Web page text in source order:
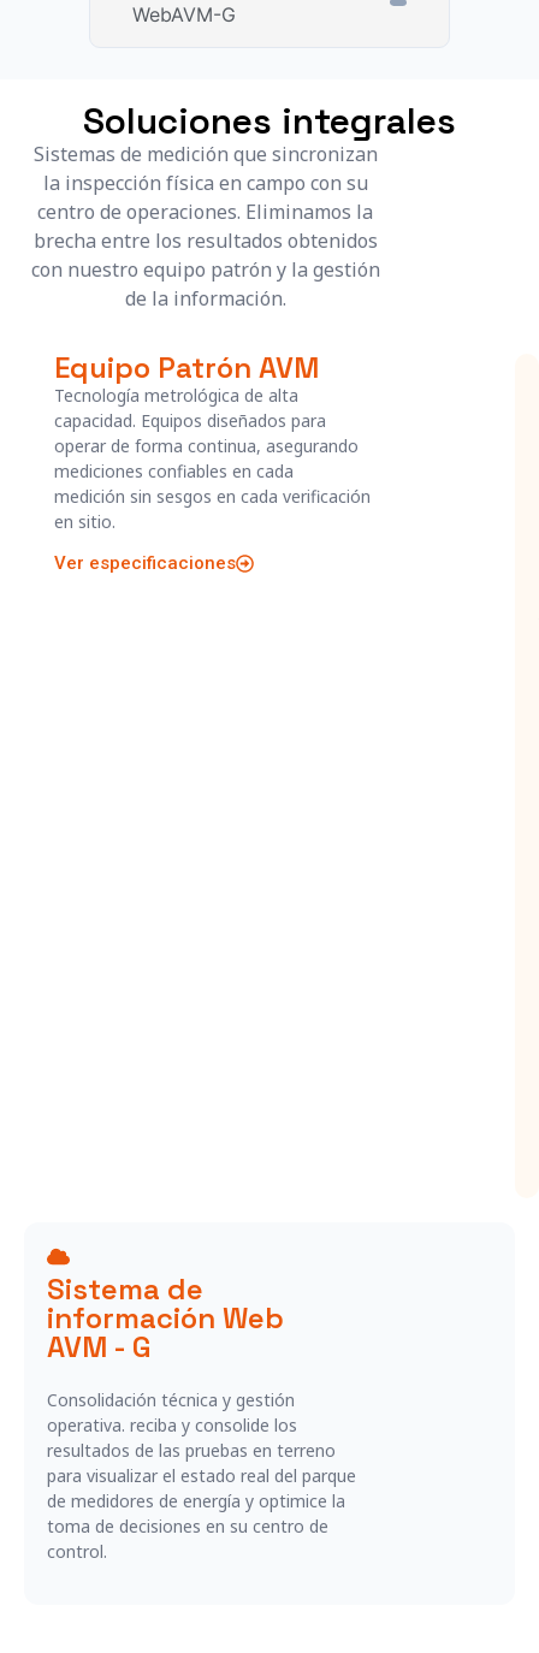
WebAVM-G
Soluciones integrales
Sistemas de medición que sincronizan
la inspección física en campo con su
centro de operaciones. Eliminamos la
brecha entre los resultados obtenidos
con nuestro equipo patrón y la gestión
de la información.
Equipo Patrón AVM
Tecnología metrológica de alta
capacidad. Equipos diseñados para
operar de forma continua, asegurando
mediciones confiables en cada
medición sin sesgos en cada verificación
en sitio.
Ver especificaciones
Sistema de
información Web
AVM - G
Consolidación técnica y gestión
operativa. reciba y consolide los
resultados de las pruebas en terreno
para visualizar el estado real del parque
de medidores de energía y optimice la
toma de decisiones en su centro de
control.